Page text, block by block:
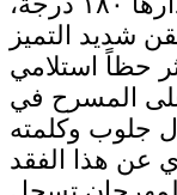
حظاً استلامي
المسرح في
جلوب وكلمته
عن هذا الفقد